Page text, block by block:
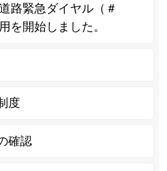
路緊急ダイヤル（＃
を開始しました。
度
確認